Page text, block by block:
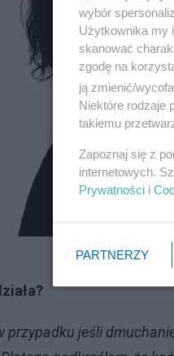
przypadku jeśli
wybór
Użytkownika my
skanować
zgodę na
ją zmienić/
Niektóre rodzaje
takiemu
Zapoznaj się z
internetowych.
Prywatności i
PARTNERZY